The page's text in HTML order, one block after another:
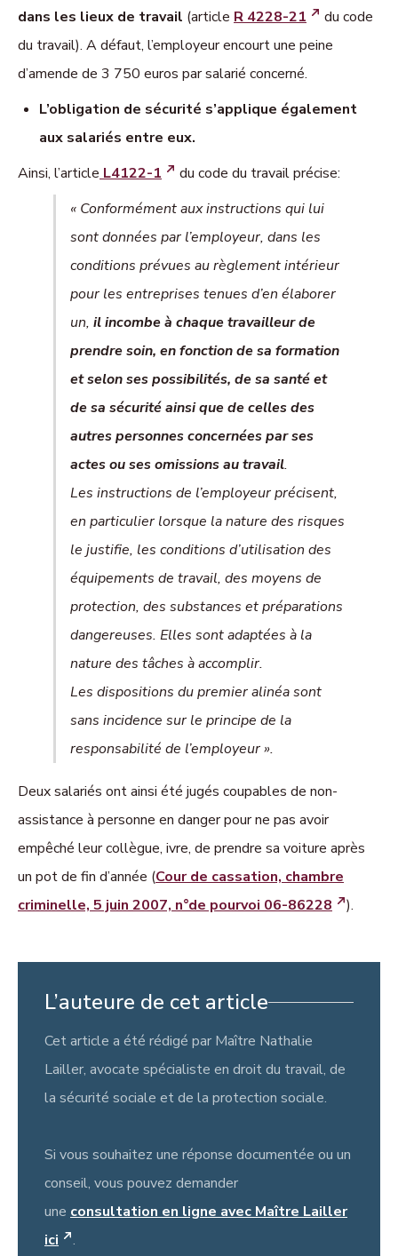
dans les lieux de travail (article R 4228-21
du code
du travail). A défaut, l’employeur encourt une peine
d’amende de 3 750 euros par salarié concerné.
L’obligation de sécurité s’applique également
aux salariés entre eux.
Ainsi, l’article L4122-1
du code du travail précise:
« Conformément aux instructions qui lui
sont données par l’employeur, dans les
conditions prévues au règlement intérieur
pour les entreprises tenues d’en élaborer
un, il incombe à chaque travailleur de
prendre soin, en fonction de sa formation
et selon ses possibilités, de sa santé et
de sa sécurité ainsi que de celles des
autres personnes concernées par ses
actes ou ses omissions au travail.
Les instructions de l’employeur précisent,
en particulier lorsque la nature des risques
le justifie, les conditions d’utilisation des
équipements de travail, des moyens de
protection, des substances et préparations
dangereuses. Elles sont adaptées à la
nature des tâches à accomplir.
Les dispositions du premier alinéa sont
sans incidence sur le principe de la
responsabilité de l’employeur ».
Deux salariés ont ainsi été jugés coupables de non-
assistance à personne en danger pour ne pas avoir
empêché leur collègue, ivre, de prendre sa voiture après
un pot de fin d’année (Cour de cassation, chambre
criminelle, 5 juin 2007, n°de pourvoi 06-86228
).
L’auteure de cet article
Cet article a été rédigé par Maître Nathalie
Lailler, avocate spécialiste en droit du travail, de
la sécurité sociale et de la protection sociale.
Si vous souhaitez une réponse documentée ou un
conseil, vous pouvez demander
une consultation en ligne avec Maître Lailler
ici
.